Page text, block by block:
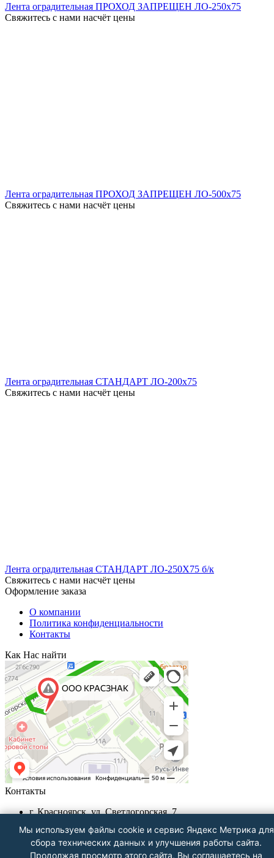
Лента оградительная ПРОХОД ЗАПРЕЩЕН ЛО-250x75
Свяжитесь с нами насчёт цены
Лента оградительная ПРОХОД ЗАПРЕЩЕН ЛО-500x75
Свяжитесь с нами насчёт цены
Лента оградительная СТАНДАРТ ЛО-200x75
Свяжитесь с нами насчёт цены
Лента оградительная СТАНДАРТ ЛО-250X75 б/к
Свяжитесь с нами насчёт цены
Оформление заказа
О компании
Политика конфиденциальности
Контакты
Как Нас найти
Контакты
г. Красноярск, ул. Светлогорская, 7
Пн-Пт с 9.00 - до 18.00
info@krasznak24.ru
Посмотреть на карте
Мы используем файлы cookie и сервис Яндекс Метрика для
сбора технических данных и улучшения работы сайта.
Продолжая просмотр этого сайта, Вы соглашаетесь на